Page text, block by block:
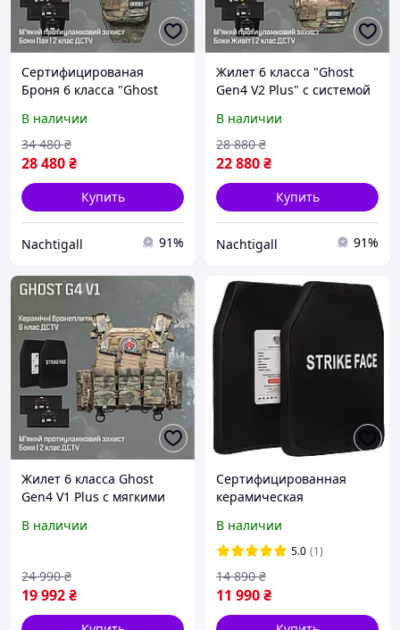
Сертифицированая
Броня 6 класса "Ghost
подсумков,с защитой 2
класса против осколков,
Мультикам
В наличии
28 480₴
34 480 ₴
Купить
Nachtigall 91%
Жилет 6 класса "Ghost
Gen4 V2 Plus" с системой
пакетами 2 класса,
Мультикам
В наличии
22 880₴
28 880 ₴
Купить
Nachtigall 91%
Жилет 6 класса Ghost
Gen4 V1 Plus с мягкими
плитами 6 класса, + 3
Mультикам
В наличии
19 992₴
24 990 ₴
Сертифицированная
керамическая
IV) Strike Face 2.8 кг (2 шт)
с Документами
В наличии
5.0 (1)
11 990₴
14 890 ₴